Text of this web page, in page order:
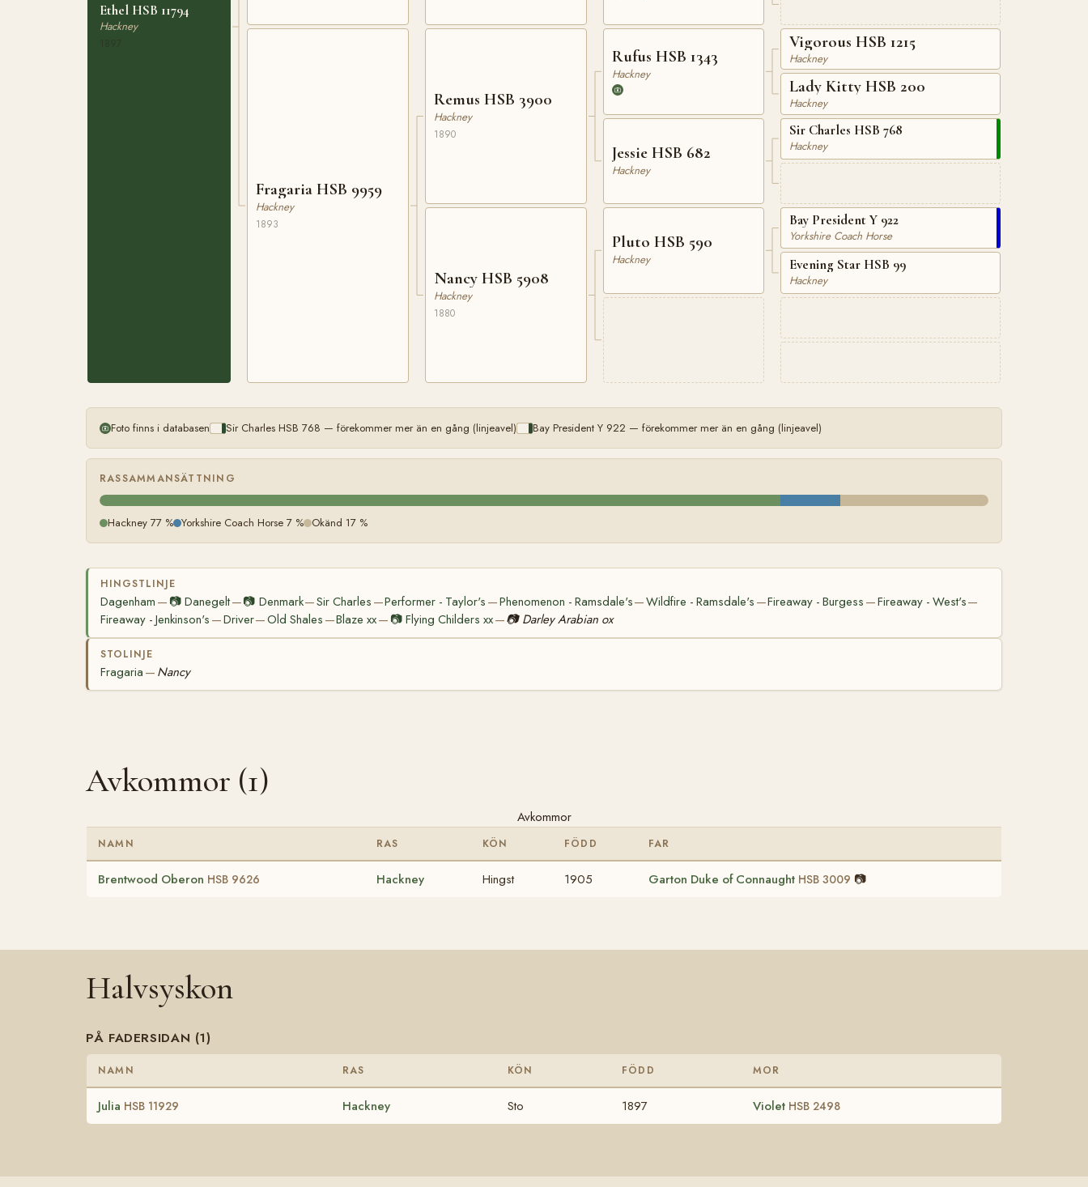
Ethel HSB 11794
Hackney
Fragaria HSB 9959
Hackney
1893
Remus HSB 3900
Hackney
1890
Nancy HSB 5908
Hackney
1880
Rufus HSB 1343
Hackney
Jessie HSB 682
Hackney
Pluto HSB 590
Hackney
Vigorous HSB 1215
Hackney
Lady Kitty HSB 200
Hackney
Sir Charles HSB 768
Hackney
Bay President Y 922
Yorkshire Coach Horse
Evening Star HSB 99
Hackney
Foto finns i databasen Sir Charles HSB 768 — förekommer mer än en gång (linjeavel) Bay President Y 922 — förekommer mer än en gång (linjeavel)
RASSAMMANSÄTTNING
Hackney 77 % Yorkshire Coach Horse 7 % Okänd 17 %
HINGSTLINJE
Dagenham — 📷Danegelt—📷 Denmark—Sir Charles —Performer - Taylor's —Phenomenon - Ramsdale's—Wildfire - Ramsdale's —Fireaway - Burgess —Fireaway - West's—
Fireaway - Jenkinson's —Driver—Old Shales —Blaze xx— 📷Flying Childers xx—📷 Darley Arabian ox
STOLINJE
Fragaria — Nancy
Avkommor (1)
Avkommor
NAMN RAS KÖN FÖDD FAR
Brentwood Oberon HSB 9626 Hackney Hingst 1905 Garton Duke of Connaught HSB 3009 📷
Halvsyskon
PÅ FADERSIDAN (1)
NAMN RAS KÖN FÖDD MOR
Julia HSB 11929 Hackney Sto 1897 Violet HSB 2498